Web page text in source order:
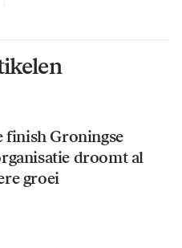
finish Groningse
droomt al
groei